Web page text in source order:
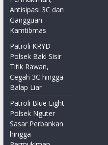
Antisipasi 3C dan
Gangguan
Kamtibmas
Patroli KRYD
Polsek Baki Sisir
Titik Rawan,
Cegah 3C hingga
Balap Liar
Patroli Blue Light
Polsek Nguter
Sasar Perbankan
hingga